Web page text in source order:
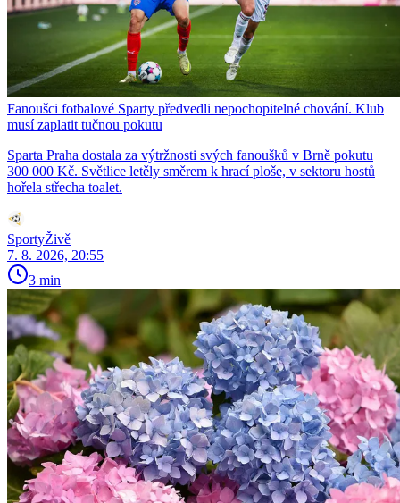
Fanoušci fotbalové Sparty předvedli nepochopitelné chování. Klub
musí zaplatit tučnou pokutu
Sparta Praha dostala za výtržnosti svých fanoušků v Brně pokutu
300 000 Kč. Světlice letěly směrem k hrací ploše, v sektoru hostů
hořela střecha toalet.
SportyŽivě
7. 8. 2026, 20:55
3 min